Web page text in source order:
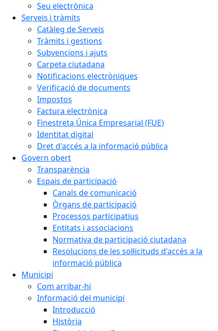
Seu electrònica
Serveis i tràmits
Catàleg de Serveis
Tràmits i gestions
Subvencions i ajuts
Carpeta ciutadana
Notificacions electròniques
Verificació de documents
Impostos
Factura electrònica
Finestreta Única Empresarial (FUE)
Identitat digital
Dret d'accés a la informació pública
Govern obert
Transparència
Espais de participació
Canals de comunicació
Òrgans de participació
Processos participatius
Entitats i associacions
Normativa de participació ciutadana
Resolucions de les sol·licituds d'accés a la
informació pública
Municipi
Com arribar-hi
Informació del municipi
Introducció
Història